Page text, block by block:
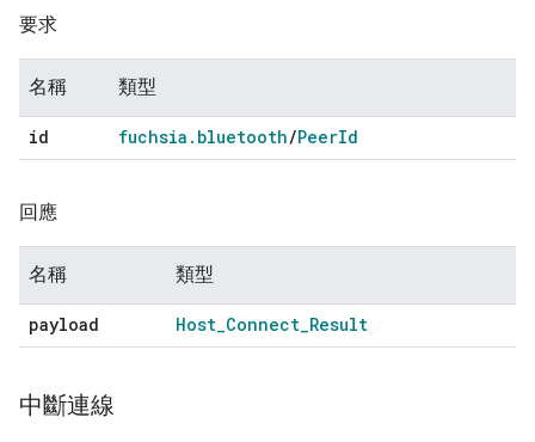
要求
名稱 類型
id fuchsia . bluetooth/PeerId
回應
名稱 類型
payload Host_Connect_Result
中斷連線